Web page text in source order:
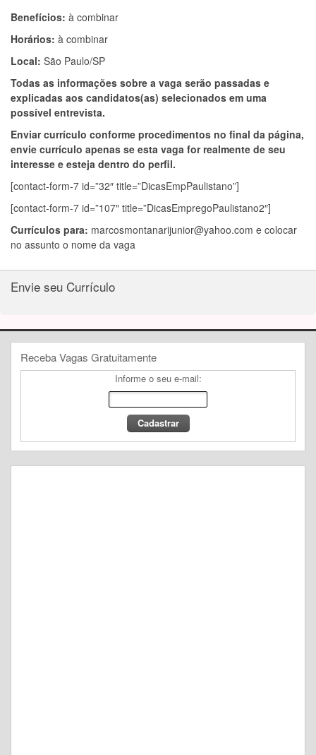
Benefícios: à combinar
Horários: à combinar
Local: São Paulo/SP
Todas as informações sobre a vaga serão passadas e
explicadas aos candidatos(as) selecionados em uma
possível entrevista.
Enviar currículo conforme procedimentos no final da página,
envie currículo apenas se esta vaga for realmente de seu
interesse e esteja dentro do perfil.
[contact-form-7 id=”32″ title=”DicasEmpPaulistano”]
[contact-form-7 id=”107″ title=”DicasEmpregoPaulistano2″]
Currículos para: marcosmontanarijunior@yahoo.com e colocar
no assunto o nome da vaga
Envie seu Currículo
Receba Vagas Gratuitamente
Informe o seu e-mail: